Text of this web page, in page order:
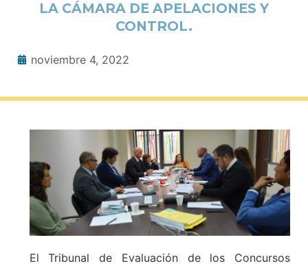
LA CÁMARA DE APELACIONES Y
CONTROL.
noviembre 4, 2022
El Tribunal de Evaluación de los Concursos